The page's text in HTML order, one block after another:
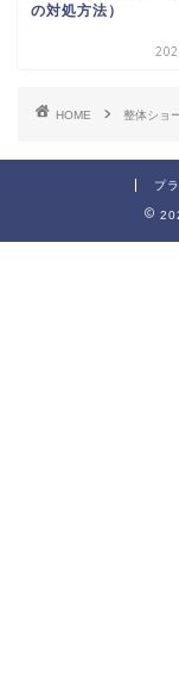
の対処方法）
HOME 整体ショ
プ